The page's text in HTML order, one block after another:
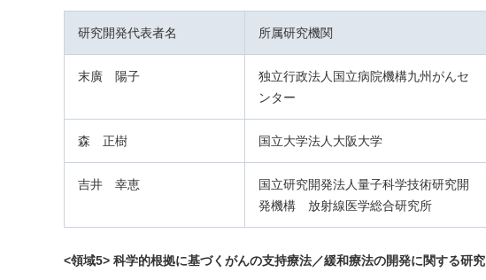
研究開発代表者名 所属研究機関
末廣 陽子
独立行政法人国立病院機構九州がんセ
ンター
森 正樹 国立大学法人大阪大学
吉井 幸恵
国立研究開発法人量子科学技術研究開
発機構 放射線医学総合研究所
<領域5> 科学的根拠に基づくがんの支持療法／緩和療法の開発に関する研究